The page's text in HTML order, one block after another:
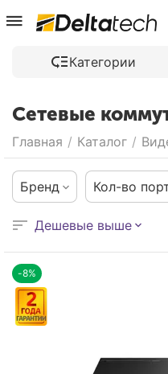
Категории
Сетевые
Главная / Каталог /
Бренд Кол-во
Дешевые выше
-8%